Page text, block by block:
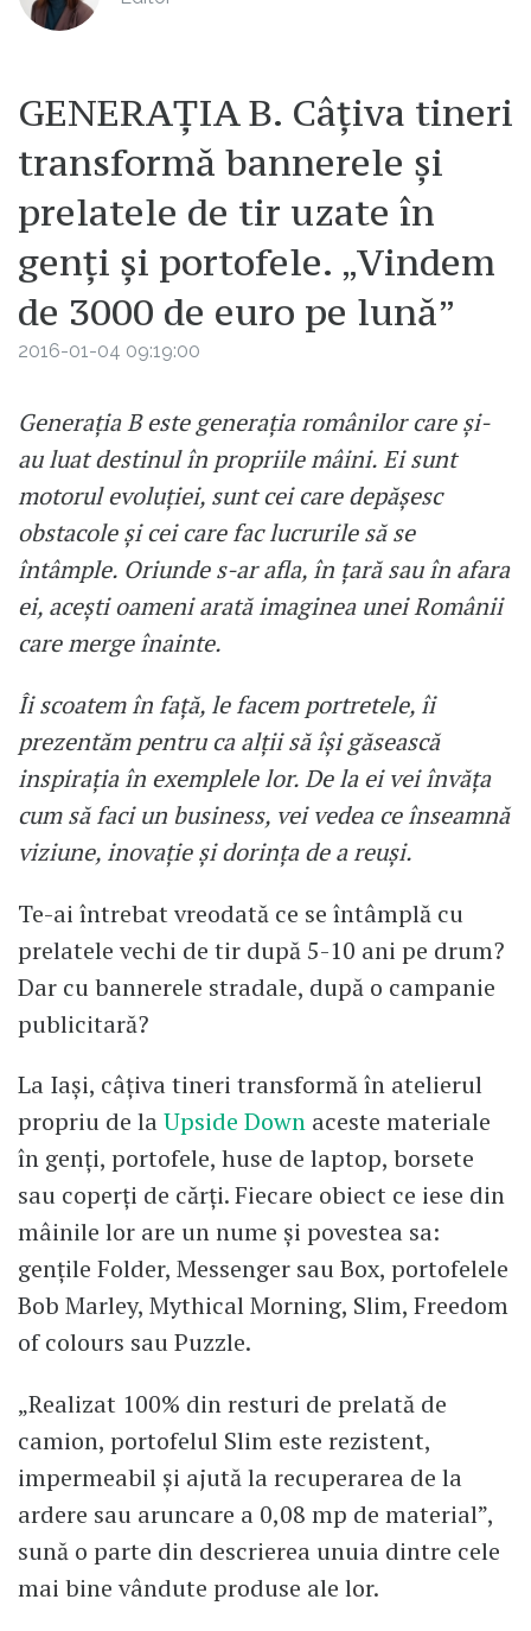
GENERAȚIA B. Câțiva tineri
transformă bannerele și
prelatele de tir uzate în
genți și portofele. „Vindem
de 3000 de euro pe lună”
2016-01-04 09:19:00
Generația B este generația românilor care și-
au luat destinul în propriile mâini. Ei sunt
motorul evoluției, sunt cei care depășesc
obstacole și cei care fac lucrurile să se
întâmple. Oriunde s-ar afla, în țară sau în afara
ei, acești oameni arată imaginea unei Românii
care merge înainte.
Îi scoatem în față, le facem portretele, îi
prezentăm pentru ca alții să își găsească
inspirația în exemplele lor. De la ei vei învăța
cum să faci un business, vei vedea ce înseamnă
viziune, inovație și dorința de a reuși.
Te-ai întrebat vreodată ce se întâmplă cu
prelatele vechi de tir după 5-10 ani pe drum?
Dar cu bannerele stradale, după o campanie
publicitară?
La Iași, câțiva tineri transformă în atelierul
propriu de laUpside Down aceste materiale
în genți, portofele, huse de laptop, borsete
sau coperți de cărți. Fiecare obiect ce iese din
mâinile lor are un nume și povestea sa:
gențile Folder, Messenger sau Box, portofelele
Bob Marley, Mythical Morning, Slim, Freedom
of colours sau Puzzle.
„Realizat 100% din resturi de prelată de
camion, portofelul Slim este rezistent,
impermeabil și ajută la recuperarea de la
ardere sau aruncare a 0,08 mp de material”,
sună o parte din descrierea unuia dintre cele
mai bine vândute produse ale lor.